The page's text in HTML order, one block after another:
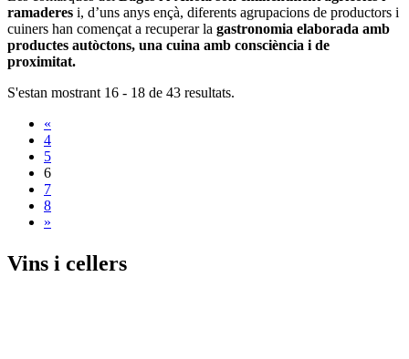
ramaderes i, d’uns anys ençà, diferents agrupacions de productors i
cuiners han començat a recuperar la gastronomia elaborada amb
productes autòctons, una cuina amb consciència i de
proximitat.
S'estan mostrant 16 - 18 de 43 resultats.
«
4
5
6
7
8
»
Vins i cellers